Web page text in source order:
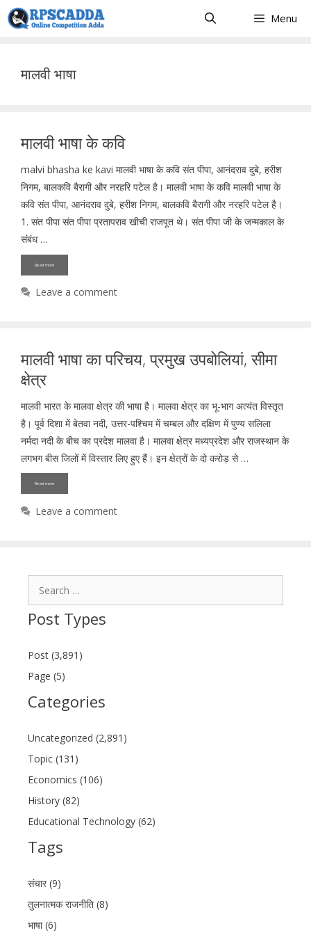
Skip
to
Menu
मालवी भाषा
मालवी भाषा के कवि
malvi bhasha ke kavi मालवी भाषा के कवि संत पीपा, आनंदराव दुबे, हरीश
निगम, बालकवि बैरागी और नरहरि पटेल है। मालवी भाषा के कवि मालवी भाषा के
कवि संत पीपा, आनंदराव दुबे, हरीश निगम, बालकवि बैरागी और नरहरि पटेल है।
1. संत पीपा संत पीपा प्रतापराव खीची राजपूत थे। संत पीपा जी के जन्मकाल के
संबंध …
Read more
Leave a comment
मालवी भाषा का परिचय, प्रमुख उपबोलियां, सीमा
क्षेत्र
मालवी भारत के मालवा क्षेत्र की भाषा है। मालवा क्षेत्र का भू-भाग अत्यंत विस्तृत
है। पूर्व दिशा में बेतवा नदी, उत्तर-पश्चिम में चम्बल और दक्षिण में पुण्य सलिला
नर्मदा नदी के बीच का प्रदेश मालवा है। मालवा क्षेत्र मध्यप्रदेश और राजस्थान के
लगभग बीस जिलों में विस्तार लिए हुए हैं। इन क्षेत्रों के दो करोड़ से …
Read more
Leave a comment
Post Types
Post (3,891)
Page (5)
Categories
Uncategorized (2,891)
Topic (131)
Economics (106)
History (82)
Educational Technology (62)
Tags
संचार (9)
तुलनात्मक राजनीति (8)
भाषा (6)